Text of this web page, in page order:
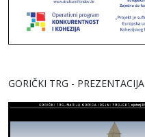
GORIČKI TRG - PREZENTACIJA